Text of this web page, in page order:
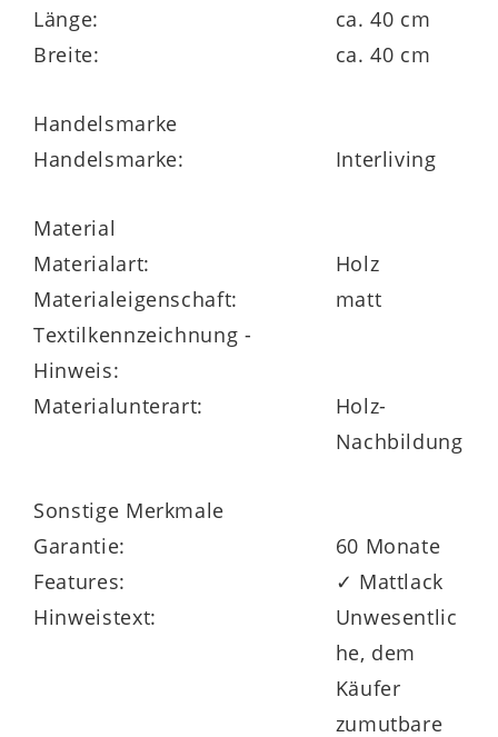
Länge:
ca. 40 cm
Breite:
ca. 40 cm
Handelsmarke
Handelsmarke:
Interliving
Material
Materialart:
Holz
Materialeigenschaft:
matt
Textilkennzeichnung -
Hinweis:
Materialunterart:
Holz-
Nachbildung
Sonstige Merkmale
Garantie:
60 Monate
Features:
✓ Mattlack
Hinweistext:
Unwesentlic
he, dem
Käufer
zumutbare